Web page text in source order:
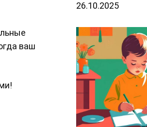
ваш
26.10.2025